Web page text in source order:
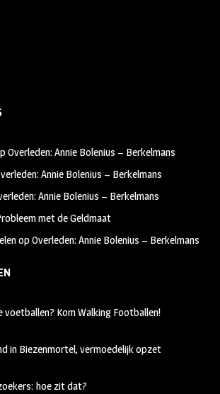
Overleden: Annie Bolenius – Berkelmans
Annie Bolenius – Berkelmans
Annie Bolenius – Berkelmans
met de Geldmaat
opOverleden: Annie Bolenius – Berkelmans
voetballen? Kom Walking Footballen!
in Biezenmortel, vermoedelijk opzet
hoe zit dat?